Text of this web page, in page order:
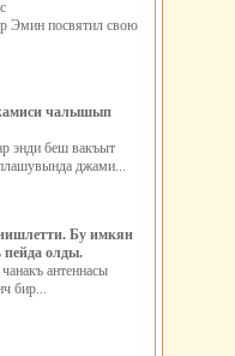
Эмин посвятил свою
чалышып
энди беш вакъыт
джами...
Бy имкян
олды.
антеннасы
бир...